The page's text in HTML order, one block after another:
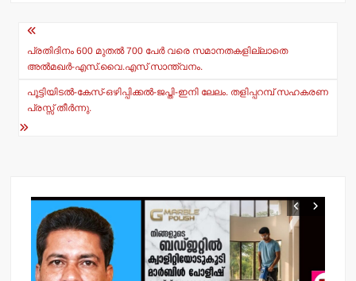
p
p
o
o
Post
navigation
പ്രതിദിനം 600 മുതല്‍ 700 പേര്‍ വരെ സമാനതകളില്ലാതെ
അല്‍മഖര്‍-എസ്.വൈ.എസ് സാന്ത്വനം.
പൂട്ടിയിടല്‍-കേസ്-ഒഴിപ്പിക്കല്‍-ജപ്തി-ഇനി ലേലം. തളിപ്പറമ്പ് സഹകരണ
പ്രസ്സ് തീര്‍ന്നു.